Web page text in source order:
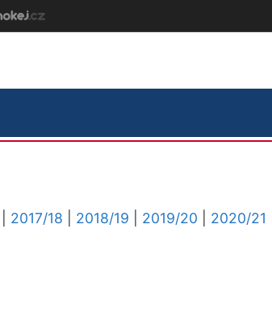
2017/18 2018/19 2019/20
2020/21